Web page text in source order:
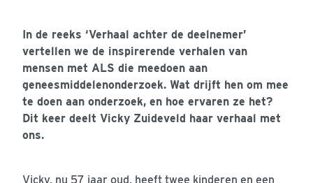
In de reeks ‘Verhaal achter de deelnemer’
vertellen we de inspirerende verhalen van
mensen met ALS die meedoen aan
geneesmiddelenonderzoek. Wat drijft hen om mee
te doen aan onderzoek, en hoe ervaren ze het?
Dit keer deelt Vicky Zuideveld haar verhaal met
ons.
Vicky, nu 57 jaar oud, heeft twee kinderen en een